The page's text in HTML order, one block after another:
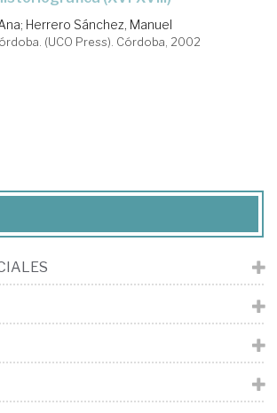
; Herrero Sánchez, Manuel
(UCO Press). Córdoba, 2002